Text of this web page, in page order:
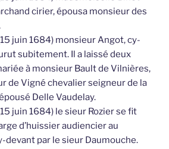
cirier, épousa monsieur des
juin 1684) monsieur Angot, cy-
subitement. Il a laissé deux
à monsieur Bault de Vilnières,
de Vigné chevalier seigneur de la
Delle Vaudelay.
juin 1684) le sieur Rozier se fit
d’huissier audiencier au
devant par le sieur Daumouche.